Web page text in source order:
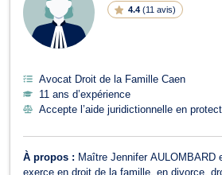
4.4 (11 avis)
Avocat Droit de la Famille Caen
11 ans d’expérience
Accepte l’aide juridictionnelle en
À propos : Maître Jennifer AULOMBARD
exerce en droit de la famille, en divorce,